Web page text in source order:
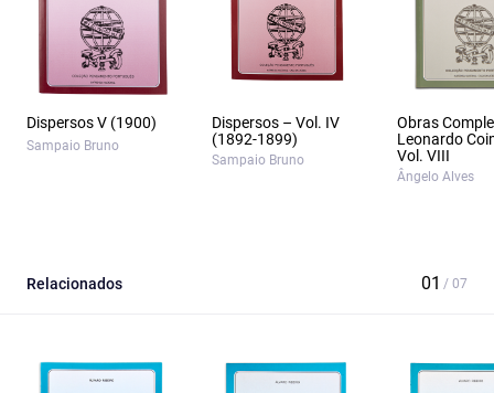
Dispersos V (1900)
Sampaio Bruno
Dispersos – Vol. IV
(1892-1899)
Sampaio Bruno
Obras
Leonardo
Vol. VIII
Ângelo Alves
Relacionados